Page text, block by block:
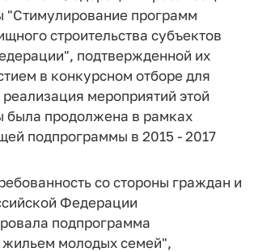
"Стимулирование программ
строительства субъектов
подтвержденной их
в конкурсном отборе для
реализация мероприятий этой
была продолжена в рамках
подпрограммы в 2015 - 2017
со стороны граждан и
Федерации
подпрограмма
молодых семей",